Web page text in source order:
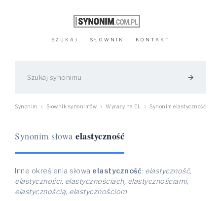
SZUKAJ SŁOWNIK KONTAKT
arrow_forward
Synonim \ Słownik synonimów \ Wyrazy na EL \ Synonim elastyczność
Synonim słowa elastyczność
Inne określenia słowa elastyczność: elastyczność,
elastyczności, elastycznościach, elastycznościami,
elastycznością, elastycznościom